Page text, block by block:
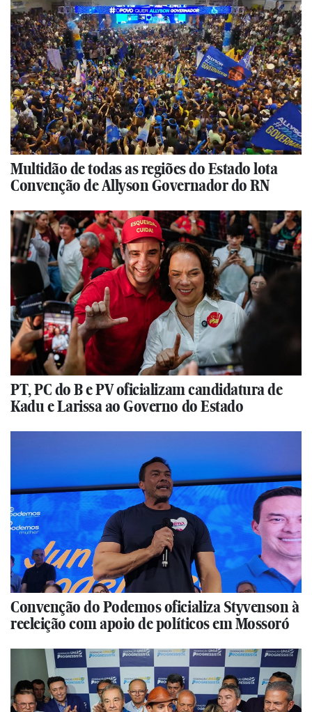
Multidão de todas as regiões do Estado lota
Convenção de Allyson Governador do RN
PT, PC do B e PV oficializam candidatura de
Kadu e Larissa ao Governo do Estado
Convenção do Podemos oficializa Styvenson à
reeleição com apoio de políticos em Mossoró